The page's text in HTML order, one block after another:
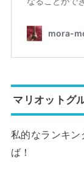
マリオットグ
私的なランキ
ば！